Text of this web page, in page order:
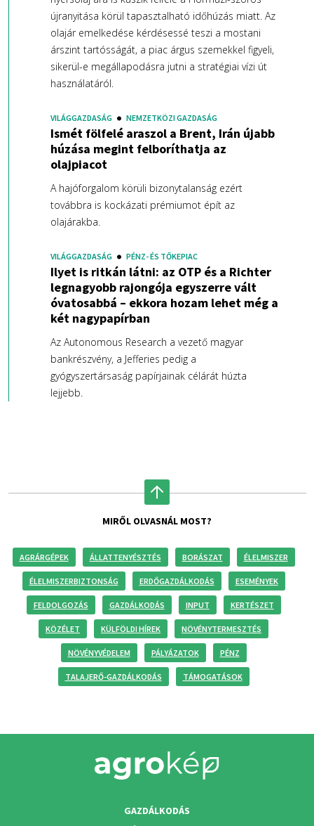
újranyitása körül tapasztalható időhúzás miatt. Az
olajár emelkedése kérdésessé teszi a mostani
árszint tartósságát, a piac árgus szemekkel figyeli,
sikerül-e megállapodásra jutni a stratégiai vízi út
használatáról.
VILÁGGAZDASÁG NEMZETKÖZI GAZDASÁG
Ismét fölfelé araszol a Brent, Irán újabb
húzása megint felboríthatja az
olajpiacot
A hajóforgalom körüli bizonytalanság ezért
továbbra is kockázati prémiumot épít az
olajárakba.
VILÁGGAZDASÁG PÉNZ- ÉS TŐKEPIAC
Ilyet is ritkán látni: az OTP és a Richter
legnagyobb rajongója egyszerre vált
óvatosabbá – ekkora hozam lehet még a
két nagypapírban
Az Autonomous Research a vezető magyar
bankrészvény, a Jefferies pedig a
gyógyszertársaság papírjainak célárát húzta
lejjebb.
MIRŐL OLVASNÁL MOST?
AGRÁRGÉPEK ÁLLATTENYÉSZTÉS BORÁSZAT ÉLELMISZER
ÉLELMISZERBIZTONSÁG ERDŐGAZDÁLKODÁS ESEMÉNYEK
FELDOLGOZÁS GAZDÁLKODÁS INPUT KERTÉSZET
KÖZÉLET KÜLFÖLDI HÍREK NÖVÉNYTERMESZTÉS
NÖVÉNYVÉDELEM PÁLYÁZATOK PÉNZ
TALAJERŐ-GAZDÁLKODÁS TÁMOGATÁSOK
GAZDÁLKODÁS